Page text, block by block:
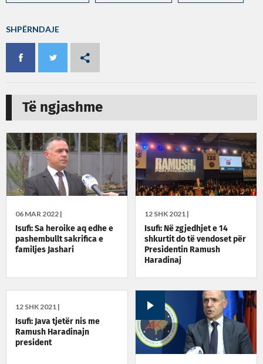
SHPËRNDAJE
Të ngjashme
06 MAR 2022 |
Isufi: Sa heroike aq edhe e
pashembullt sakrifica e
familjes Jashari
12 SHK 2021 |
Isufi: Në zgjedhjet e 14
shkurtit do të vendoset për
Presidentin Ramush
Haradinaj
12 SHK 2021 |
Isufi: Java tjetër nis me
Ramush Haradinajn
president